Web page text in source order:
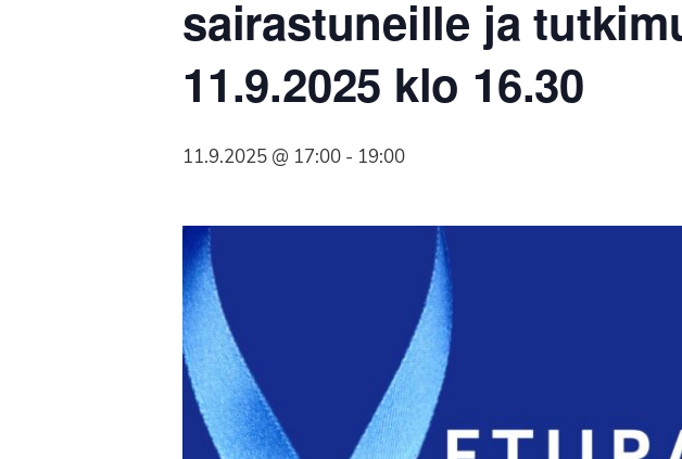
Syöpäyhdistyksensairastuneille ja
11.9.2025 klo 16.30
11.9.2025 @ 17:00 - 19:00